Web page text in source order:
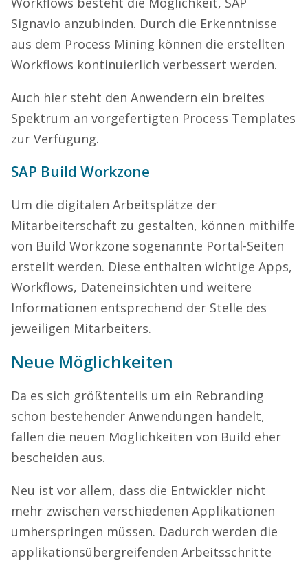
Signavio anzubinden. Durch die Erkenntnisse
aus dem Process Mining können die erstellten
Workflows kontinuierlich verbessert werden.
Auch hier steht den Anwendern ein breites
Spektrum an vorgefertigten Process Templates
zur Verfügung.
SAP Build Workzone
Um die digitalen Arbeitsplätze der
Mitarbeiterschaft zu gestalten, können mithilfe
von Build Workzone sogenannte Portal-Seiten
erstellt werden. Diese enthalten wichtige Apps,
Workflows, Dateneinsichten und weitere
Informationen entsprechend der Stelle des
jeweiligen Mitarbeiters.
Neue Möglichkeiten
Da es sich größtenteils um ein Rebranding
schon bestehender Anwendungen handelt,
fallen die neuen Möglichkeiten von Build eher
bescheiden aus.
Neu ist vor allem, dass die Entwickler nicht
mehr zwischen verschiedenen Applikationen
umherspringen müssen. Dadurch werden die
applikationsübergreifenden Arbeitsschritte